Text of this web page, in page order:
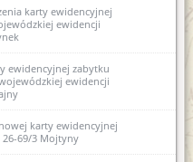
karty ewidencyjnej
ewidencji
ewidencyjnej zabytku
ewidencji
karty ewidencyjnej
26-69/3 Mojtyny